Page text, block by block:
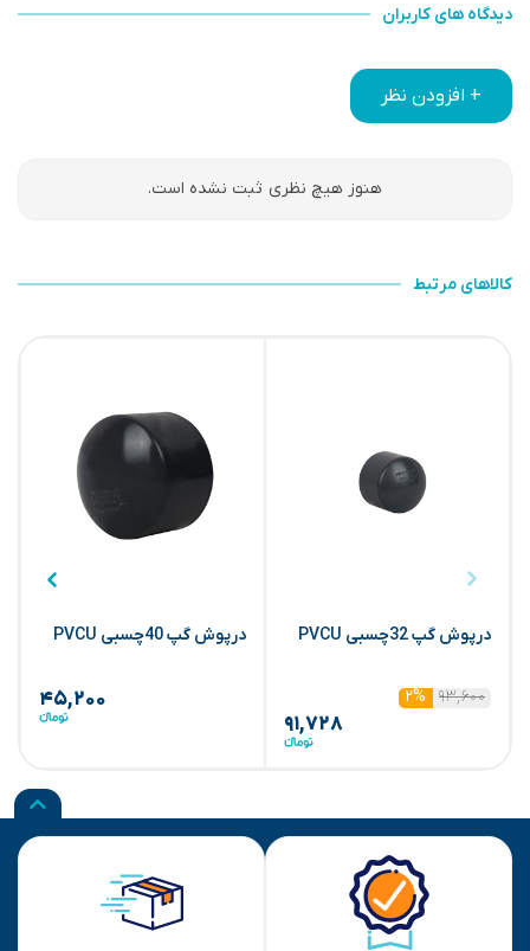
دیدگاه های کاربران
+ افزودن نظر
هنوز هیچ نظری ثبت نشده است.
کالاهای مرتبط
درپوش گپ 32چسبی PVCU
۹۳,۶۰۰ ۲%
۹۱,۷۲۸
درپوش گپ 40چسبی PVCU
۴۵,۲۰۰